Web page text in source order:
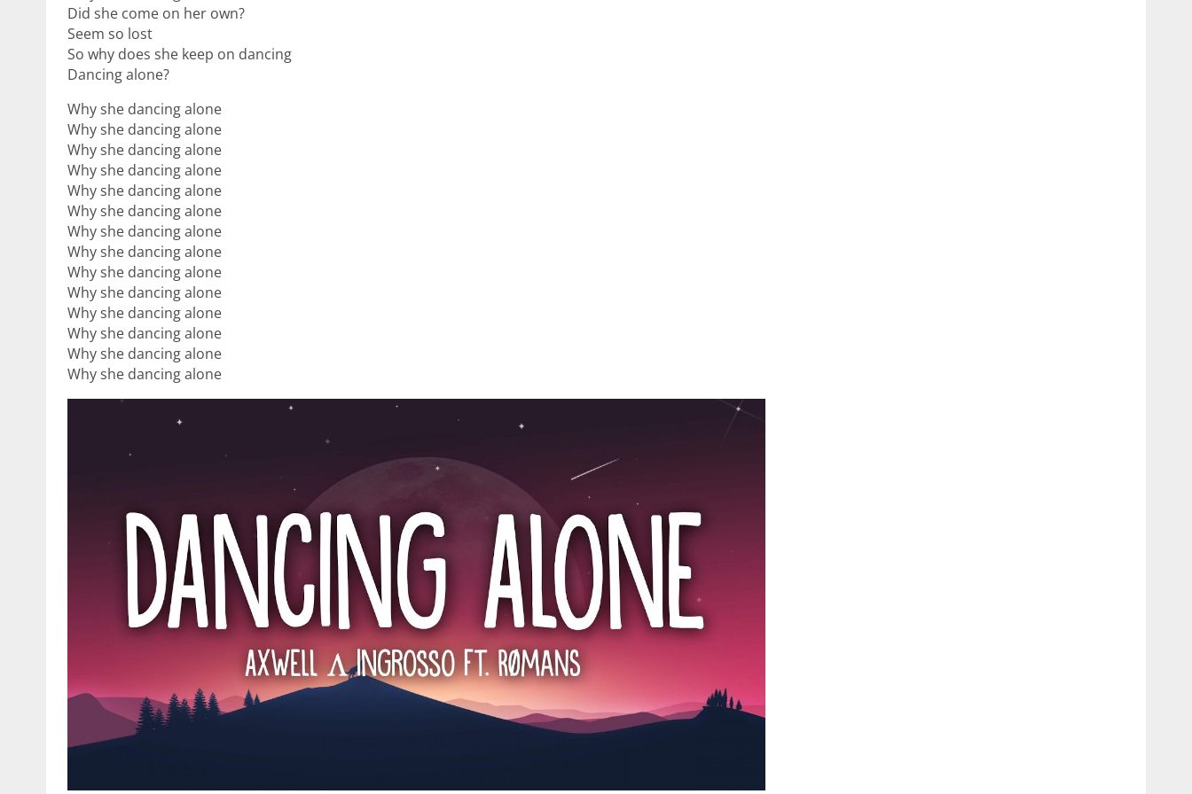
Did she come on her own?
Seem so lost
So why does she keep on dancing
Dancing alone?
Why she dancing alone
Why she dancing alone
Why she dancing alone
Why she dancing alone
Why she dancing alone
Why she dancing alone
Why she dancing alone
Why she dancing alone
Why she dancing alone
Why she dancing alone
Why she dancing alone
Why she dancing alone
Why she dancing alone
Why she dancing alone